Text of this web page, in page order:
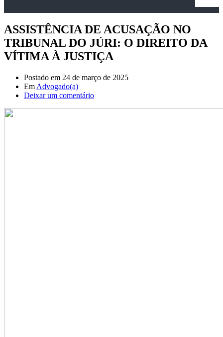
ASSISTÊNCIA DE ACUSAÇÃO NO
TRIBUNAL DO JÚRI: O DIREITO DA
VÍTIMA À JUSTIÇA
Postado em 24 de março de 2025
Em Advogado(a)
Deixar um comentário